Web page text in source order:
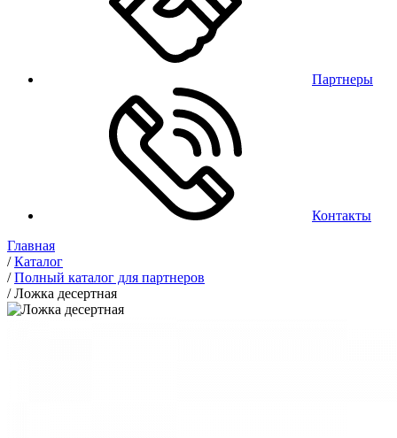
Партнеры
Контакты
Главная
/Каталог
/Полный каталог для партнеров
/Ложка десертная